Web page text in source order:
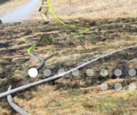
2026 012025 03
2025 022025 012024 042024 03